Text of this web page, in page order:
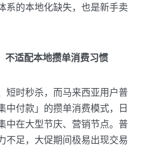
系的本地化缺失，也是新手卖
不适配本地攒单消费习惯
短时秒杀，而马来西亚用户普
中付款」的攒单消费模式，日
中在大型节庆、营销节点。普
不足，大促期间极易出现交易